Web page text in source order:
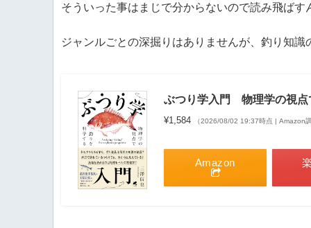
そういった事はまじで分からないので読み飛ばす
ジャンルごとの深掘りはありませんが、釣り知
ぶつり学入門 物理学の視点
¥1,584 （2026/08/02 19:37時点 | Amazon
Amazon